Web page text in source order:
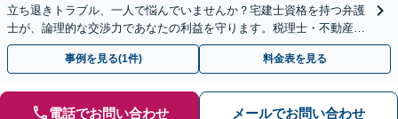
立ち退きトラブル、一人で悩んでいませんか？宅建士資格を持つ弁護
士が、論理的な交渉力であなたの利益を守ります。税理士・不動産鑑
定士等と連携し、複雑な案件もワンストップで解決へ。
事例を見る(1件) 料金表を見る
電話でお問い合わせ メールでお問い合わせ